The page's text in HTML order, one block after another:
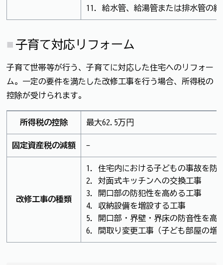
11. 給水管、給湯管または排水管の
子育て対応リフォーム
子育て世帯等が行う、子育てに対応した住宅へのリフォー
ム。一定の要件を満たした改修工事を行う場合、所得税の
控除が受けられます。
所得税の控除 最大62.5万円
固定資産税の減額 -
改修工事の種類
1. 住宅内における子どもの事故を防
2. 対面式キッチンへの交換工事
3. 開口部の防犯性を高める工事
4. 収納設備を増設する工事
5. 開口部・界壁・界床の防音性を高
6. 間取り変更工事（子ども部屋の増